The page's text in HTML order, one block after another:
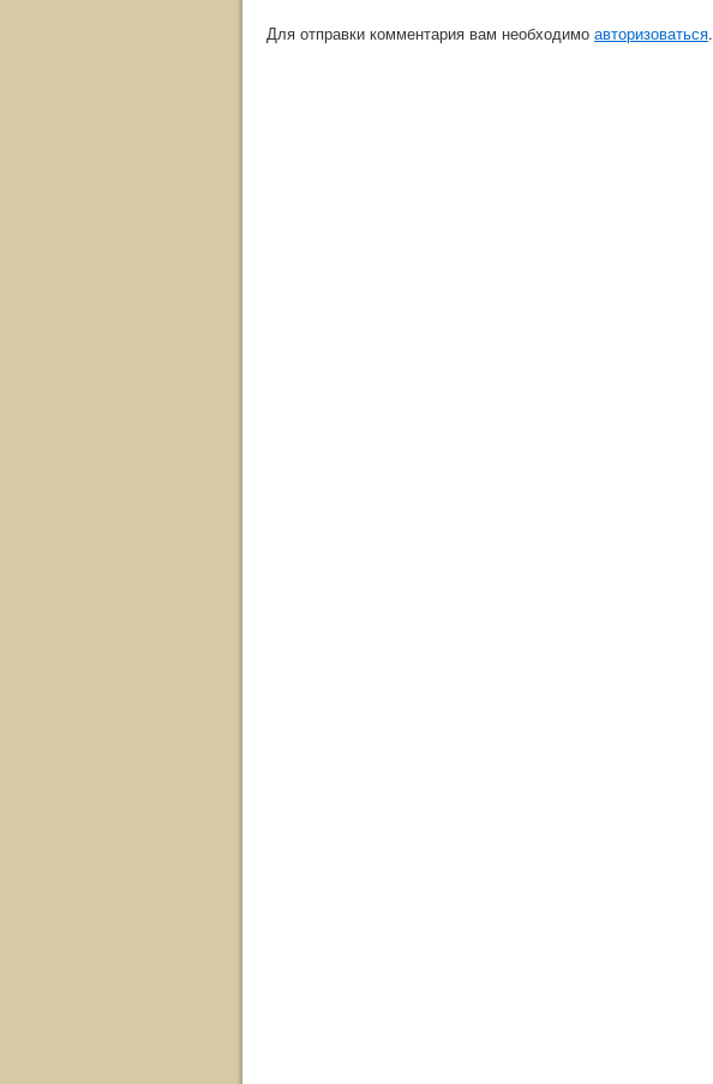
Для отправки комментария вам необходимо авторизоваться.